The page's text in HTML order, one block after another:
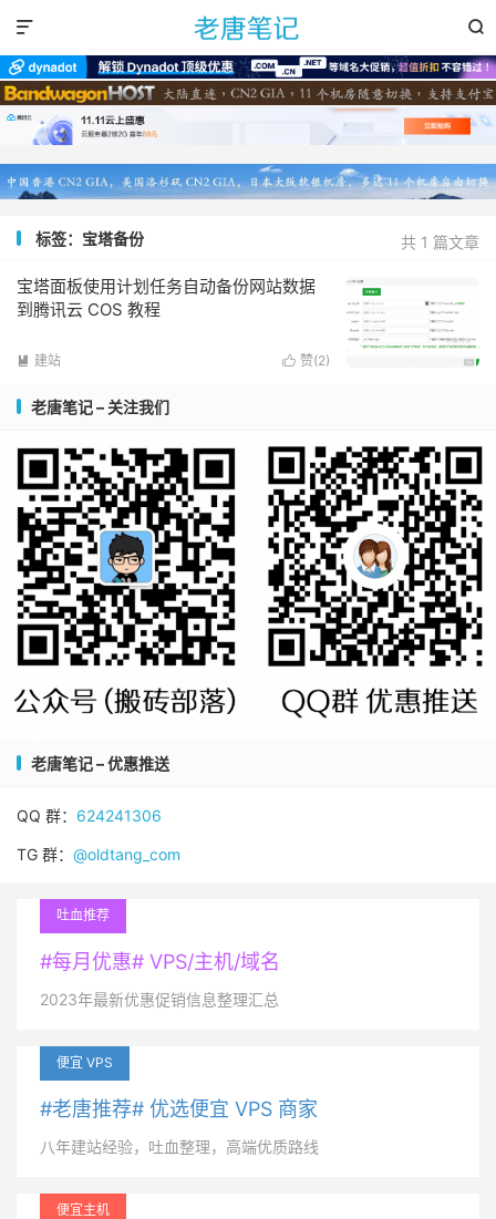


共 1 篇文章
标签：宝塔备份
宝塔面板使用计划任务自动备份网站数据
到腾讯云 COS 教程
 赞(2)
 建站
老唐笔记 – 关注我们
老唐笔记 – 优惠推送
QQ 群： 624241306
TG 群： @oldtang_com
吐血推荐
#每月优惠# VPS/主机/域名
2023年最新优惠促销信息整理汇总
便宜 VPS
#老唐推荐# 优选便宜 VPS 商家
八年建站经验，吐血整理，高端优质路线
便宜主机